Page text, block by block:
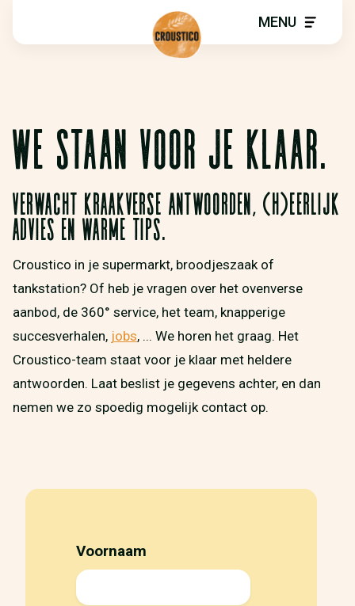
MENU
WE STAAN VOOR JE KLAAR.
Verwacht kraakverse antwoorden, (h)eerlijk
advies en warme tips.
Croustico in je supermarkt, broodjeszaak of
tankstation? Of heb je vragen over het ovenverse
aanbod, de 360° service, het team, knapperige
succesverhalen, jobs, ... We horen het graag. Het
Croustico-team staat voor je klaar met heldere
antwoorden. Laat beslist je gegevens achter, en dan
nemen we zo spoedig mogelijk contact op.
Voornaam